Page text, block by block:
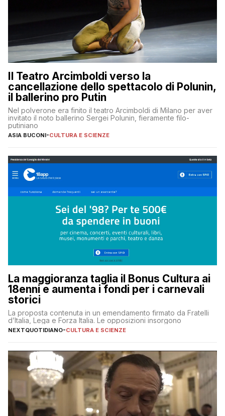
Il Teatro Arcimboldi verso la
cancellazione dello spettacolo di Polunin,
il ballerino pro Putin
Nel polverone era finito il teatro Arcimboldi di Milano per aver
invitato il noto ballerino Sergei Polunin, fieramente filo-
putiniano
ASIA BUCONI-CULTURA E SCIENZE
La maggioranza taglia il Bonus Cultura ai
18enni e aumenta i fondi per i carnevali
storici
La proposta contenuta in un emendamento firmato da Fratelli
d’Italia, Lega e Forza Italia. Le opposizioni insorgono
NEXTQUOTIDIANO-CULTURA E SCIENZE